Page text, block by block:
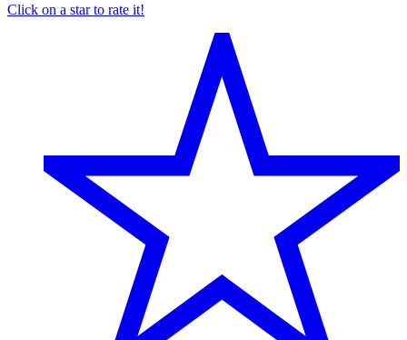
Click on a star to rate it!